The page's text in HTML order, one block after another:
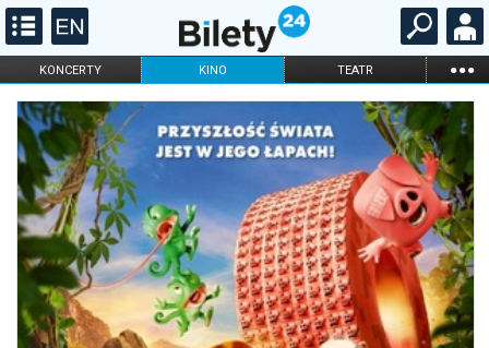
KONCERTY KINO TEATR ...
FILHARMONIA OPERA I BALET
STAND-UP
DLA DZIECI
ONLINE KARNETY